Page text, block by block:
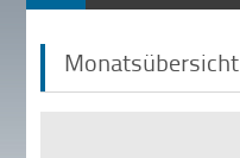
Monatsübersicht